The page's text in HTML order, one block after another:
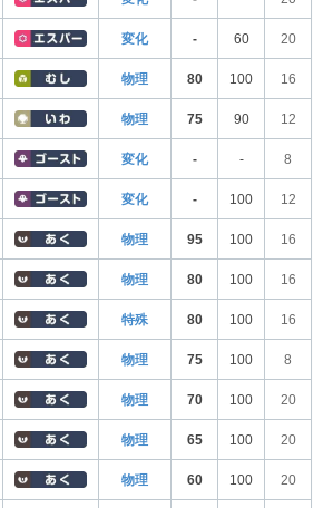
変化 - 60 20
物理 80 100 16
物理 75 90 12
変化 - - 8
変化 - 100 12
物理 95 100 16
物理 80 100 16
特殊 80 100 16
物理 75 100 8
物理 70 100 20
物理 65 100 20
物理 60 100 20